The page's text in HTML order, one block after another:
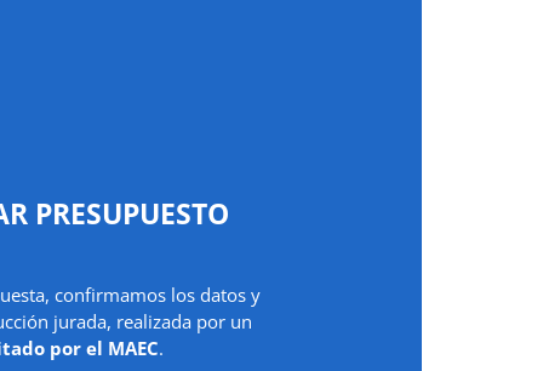
PRESUPUESTO
confirmamos los datos y
jurada, realizada por un
por el MAEC.